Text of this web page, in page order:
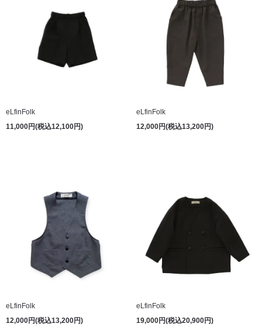
eLfinFolk
11,000円(税込12,100円)
eLfinFolk
12,000円(税込13,200円)
eLfinFolk
12,000円(税込13,200円)
eLfinFolk
19,000円(税込20,900円)